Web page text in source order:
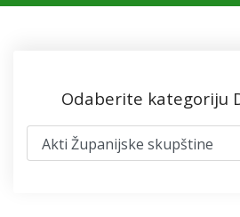
Odaberite kategoriju